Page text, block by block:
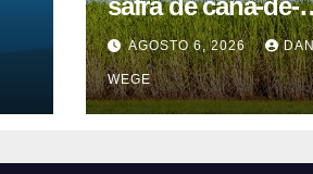
açúcar 2026/27 –
quinzenas de
AGOSTO 6, 2026
WEGE